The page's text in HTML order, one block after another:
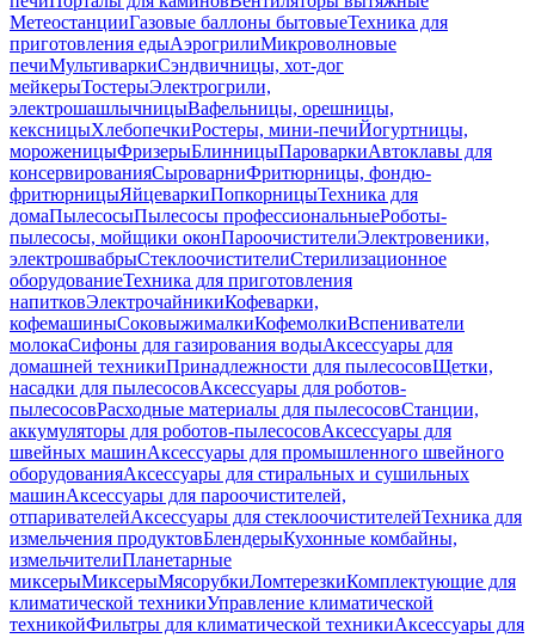
МетеостанцииГазовые баллоны бытовыеТехника для
приготовления едыАэрогрилиМикроволновые
печиМультиваркиСэндвичницы, хот-дог
мейкерыТостерыЭлектрогрили,
электрошашлычницыВафельницы, орешницы,
кексницыХлебопечкиРостеры, мини-печиЙогуртницы,
мороженицыФризерыБлинницыПароваркиАвтоклавы для
консервированияСыроварниФритюрницы, фондю-
фритюрницыЯйцеваркиПопкорницыТехника для
домаПылесосыПылесосы профессиональныеРоботы-
пылесосы, мойщики оконПароочистителиЭлектровеники,
электрошвабрыСтеклоочистителиСтерилизационное
оборудованиеТехника для приготовления
напитковЭлектрочайникиКофеварки,
кофемашиныСоковыжималкиКофемолкиВспениватели
молокаСифоны для газирования водыАксессуары для
домашней техникиПринадлежности для пылесосовЩетки,
насадки для пылесосовАксессуары для роботов-
пылесосовРасходные материалы для пылесосовСтанции,
аккумуляторы для роботов-пылесосовАксессуары для
швейных машинАксессуары для промышленного швейного
оборудованияАксессуары для стиральных и сушильных
машинАксессуары для пароочистителей,
отпаривателейАксессуары для стеклоочистителейТехника для
измельчения продуктовБлендерыКухонные комбайны,
измельчителиПланетарные
миксерыМиксерыМясорубкиЛомтерезкиКомплектующие для
климатической техникиУправление климатической
техникойФильтры для климатической техникиАксессуары для